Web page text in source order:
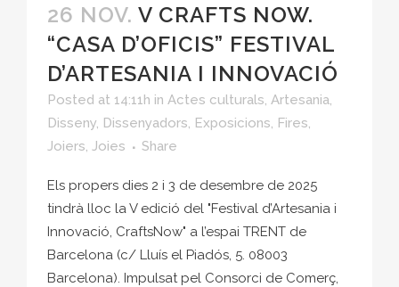
26 NOV. V CRAFTS NOW.
“CASA D’OFICIS” FESTIVAL
D’ARTESANIA I INNOVACIÓ
Posted at 14:11h in Actes culturals, Artesania,
Disseny, Dissenyadors, Exposicions, Fires,
Joiers, Joies Share
Els propers dies 2 i 3 de desembre de 2025
tindrà lloc la V edició del "Festival d’Artesania i
Innovació, CraftsNow" a l’espai TRENT de
Barcelona (c/ Lluís el Piadós, 5. 08003
Barcelona). Impulsat pel Consorci de Comerç,